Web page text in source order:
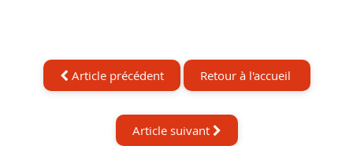
Article précédent Retour à l'accueil
Article suivant